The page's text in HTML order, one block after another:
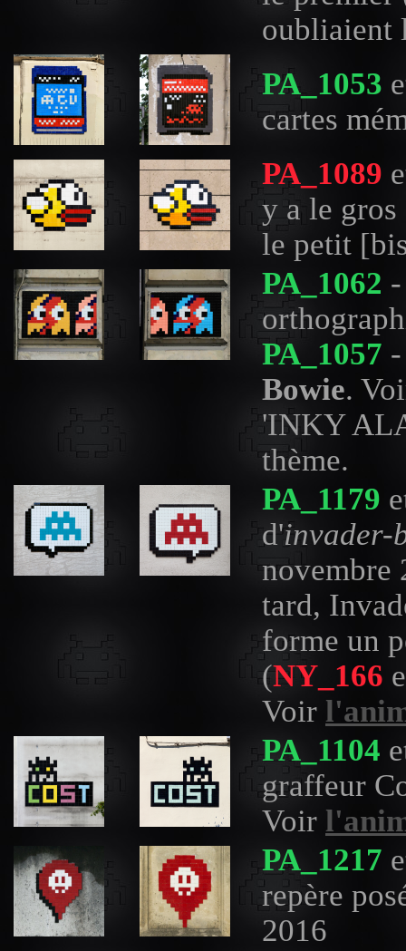
oubliaient
PA_1053
cartes
PA_1089
y a le
le petit
PA_1062
PA_1057
Bowie.
'INKY
thème.
PA_1179
d'invader-
novembre
tard,
forme un
(NY_166
Voir
PA_1104
graffeur
Voir
PA_1217
repère
2016